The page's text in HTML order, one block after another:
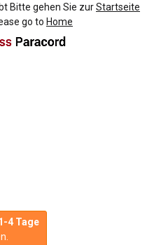
Bitte gehen Sie zurStartseite
go to Home
4 Tage